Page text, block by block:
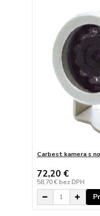
Carbest kamera s
72,20 €
58,70 € bez DPH